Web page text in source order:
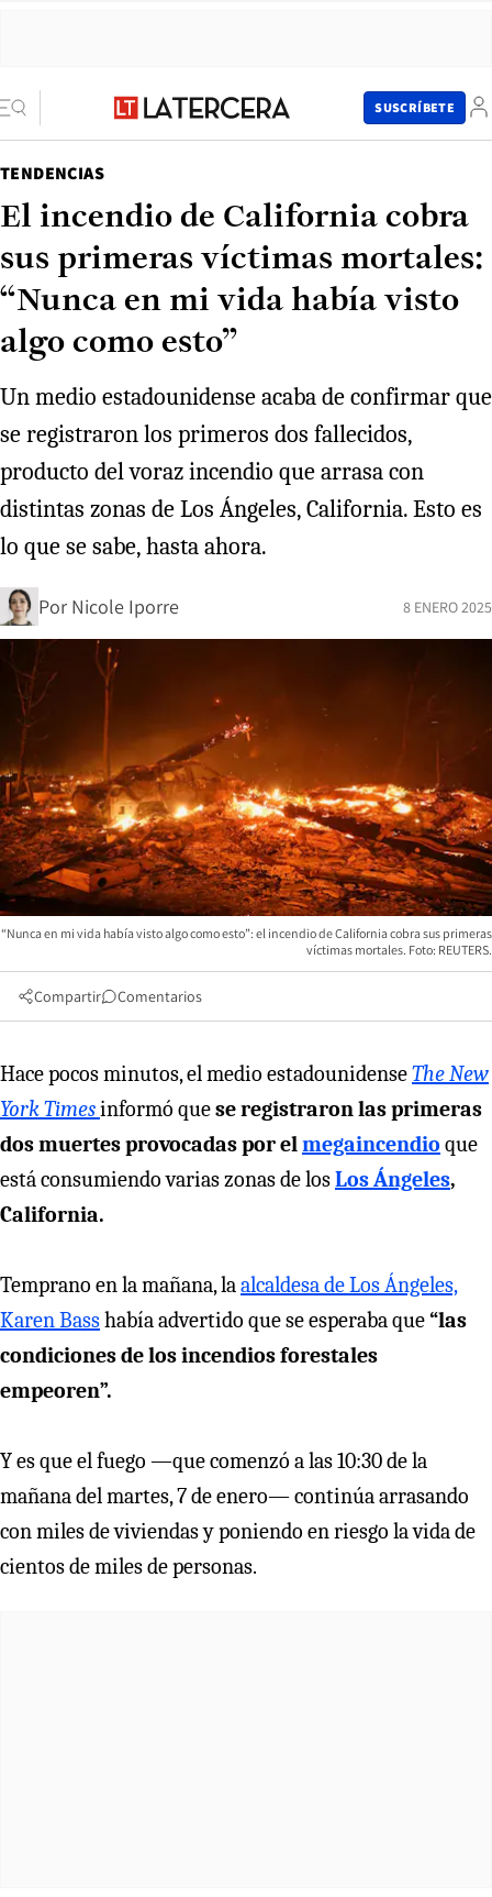
SUSCRÍBETE
TENDENCIAS
El incendio de California cobra
sus primeras víctimas mortales:
“Nunca en mi vida había visto
algo como esto”
Un medio estadounidense acaba de confirmar que
se registraron los primeros dos fallecidos,
producto del voraz incendio que arrasa con
distintas zonas de Los Ángeles, California. Esto es
lo que se sabe, hasta ahora.
Por Nicole Iporre 8 ENERO 2025
“Nunca en mi vida había visto algo como esto”: el incendio de California cobra sus primeras
víctimas mortales. Foto: REUTERS.
Compartir Comentarios
Hace pocos minutos, el medio estadounidenseThe New
York Timesinformó quese registraron las primeras
dos muertes provocadas por elmegaincendio que
está consumiendo varias zonas de losLos Ángeles,
California.
Temprano en la mañana, laalcaldesa de Los Ángeles,
Karen Basshabía advertido que se esperaba que“las
condiciones de los incendios forestales
empeoren”.
Y es que el fuego —que comenzó a las 10:30 de la
mañana del martes, 7 de enero— continúa arrasando
con miles de viviendas y poniendo en riesgo la vida de
cientos de miles de personas.